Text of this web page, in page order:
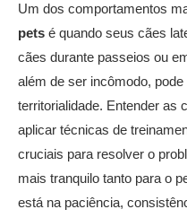
Um dos comportamentos
pets é quando seus cães
cães durante passeios ou
além de ser incômodo,
territorialidade. Entender as
aplicar técnicas de
cruciais para resolver o
mais tranquilo tanto para o
está na paciência,